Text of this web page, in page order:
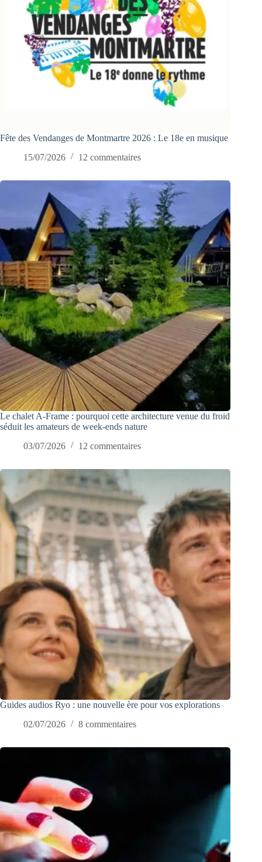
Fête des Vendanges de Montmartre 2026 : Le 18e en musique
15/07/2026
12 commentaires
Le chalet A-Frame : pourquoi cette architecture venue du froid
séduit les amateurs de week-ends nature
03/07/2026
12 commentaires
Guides audios Ryo : une nouvelle ère pour vos explorations
02/07/2026
8 commentaires